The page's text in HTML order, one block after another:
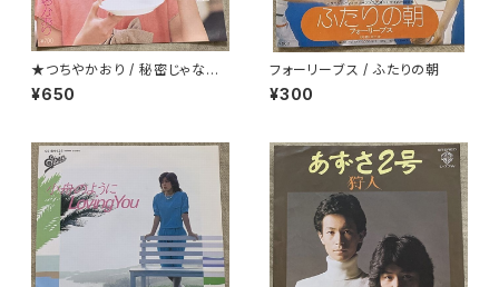
★つちやかおり / 秘密じゃない
けど秘密
¥650
フォーリーブス / ふたりの朝
¥300